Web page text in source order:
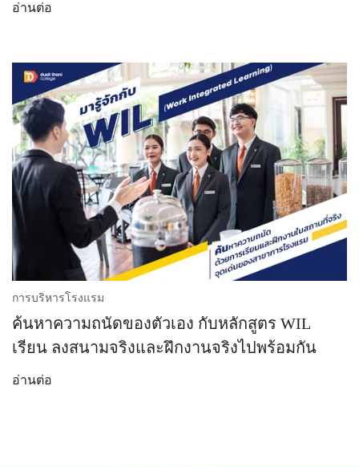
อ่านต่อ
การบริหารโรงแรม
ค้นหาความถนัดของตัวเอง กับหลักสูตร WIL
เรียน ลงสนามจริงและฝึกงานจริงไปพร้อมกัน
อ่านต่อ